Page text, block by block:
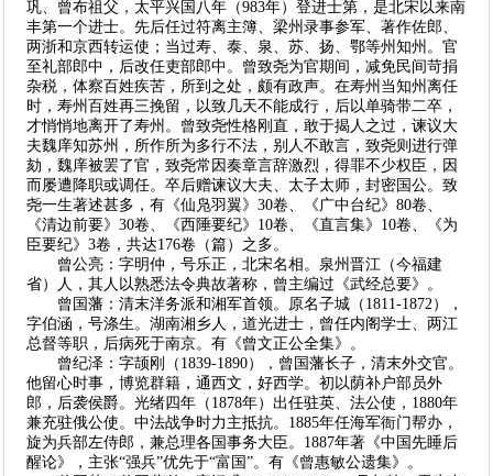
巩、曾布祖父，太平兴国八年（983年）登进士第，是北宋以来南
丰第一个进士。先后任过符离主簿、梁州录事参军、著作佐郎、
两浙和京西转运使；当过寿、泰、泉、苏、扬、鄂等州知州。官
至礼部郎中，后改任吏部郎中。曾致尧为官期间，减免民间苛捐
杂税，体察百姓疾苦，所到之处，颇有政声。在寿州当知州离任
时，寿州百姓再三挽留，以致几天不能成行，后以单骑带二卒，
才悄悄地离开了寿州。曾致尧性格刚直，敢于揭人之过，谏议大
夫魏庠知苏州，所作所为多行不法，别人不敢言，致尧则进行弹
劾，魏庠被罢了官，致尧常因奏章言辞激烈，得罪不少权臣，因
而屡遭降职或调任。卒后赠谏议大夫、太子太师，封密国公。致
尧一生著述甚多，有《仙凫羽翼》30卷、《广中台纪》80卷、
《清边前要》30卷、《西陲要纪》10卷、《直言集》10卷、《为
臣要纪》3卷，共达176卷（篇）之多。
曾公亮：字明仲，号乐正，北宋名相。泉州晋江（今福建
省）人，其人以熟悉法令典故著称，曾主编过《武经总要》。
曾国藩：清末洋务派和湘军首领。原名子城（1811-1872），
字伯涵，号涤生。湖南湘乡人，道光进士，曾任内阁学士、两江
总督等职，后病死于南京。有《曾文正公全集》。
曾纪泽：字颉刚（1839-1890），曾国藩长子，清末外交官。
他留心时事，博览群籍，通西文，好西学。初以荫补户部员外
郎，后袭侯爵。光绪四年（1878年）出任驻英、法公使，1880年
兼充驻俄公使。中法战争时力主抵抗。1885年任海军衙门帮办，
旋为兵部左侍郎，兼总理各国事务大臣。1887年著《中国先睡后
醒论》，主张“强兵”优先于“富国”。有《曾惠敏公遗集》。